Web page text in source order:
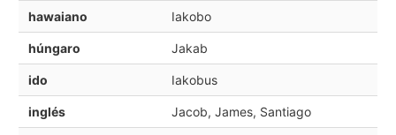
hawaiano Iakobo
húngaro Jakab
ido Iakobus
inglés Jacob, James, Santiago